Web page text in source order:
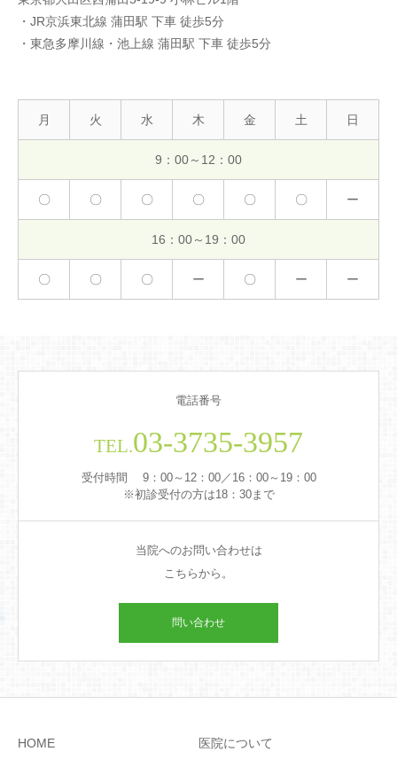
・JR京浜東北線 蒲田駅 下車 徒歩5分
・東急多摩川線・池上線 蒲田駅 下車 徒歩5分
月 火 水 木 金 土 日
9：00～12：00
〇 〇 〇 〇 〇 〇 ー
16：00～19：00
〇 〇 〇 ー 〇 ー ー
電話番号
TEL.03-3735-3957
受付時間 9：00～12：00／16：00～19：00
※初診受付の方は18：30まで
当院へのお問い合わせは
こちらから。
問い合わせ
HOME 医院について